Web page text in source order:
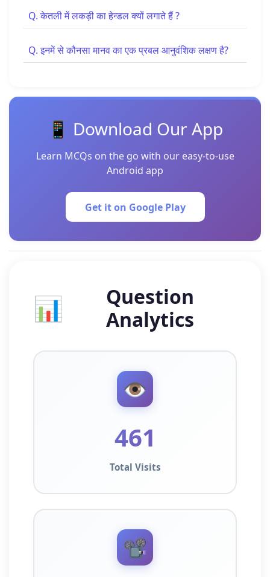
Q. केतली में लकड़ी का हेन्डल क्यों लगाते हैं ?
Q. इनमें से कौनसा मानव का एक प्रबल आनुवंशिक लक्षण है?
📱 Download Our App
Learn MCQs on the go with our easy-to-use
Android app
Get it on Google Play
📊
Question
Analytics
👁️
461
Total Visits
📽️